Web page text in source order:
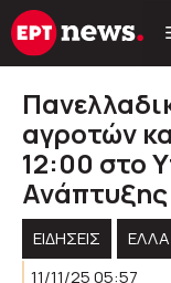
Μετάβαση
σε
αγροτών
12:00 στο
Ανάπτυξης
ΕΙΔΗΣΕΙΣ
11/11/25 05:57